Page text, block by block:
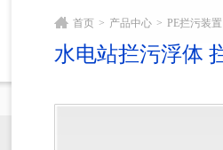
首页 > 产品中心 > PE拦污装置
水电站拦污浮体